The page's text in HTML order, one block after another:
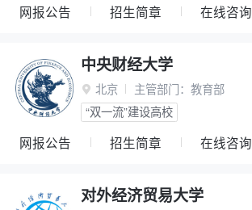
网报公告 招生简章 在线咨询
中央财经大学
 北京 主管部门： 教育部
“双一流”建设高校
网报公告 招生简章 在线咨询
对外经济贸易大学